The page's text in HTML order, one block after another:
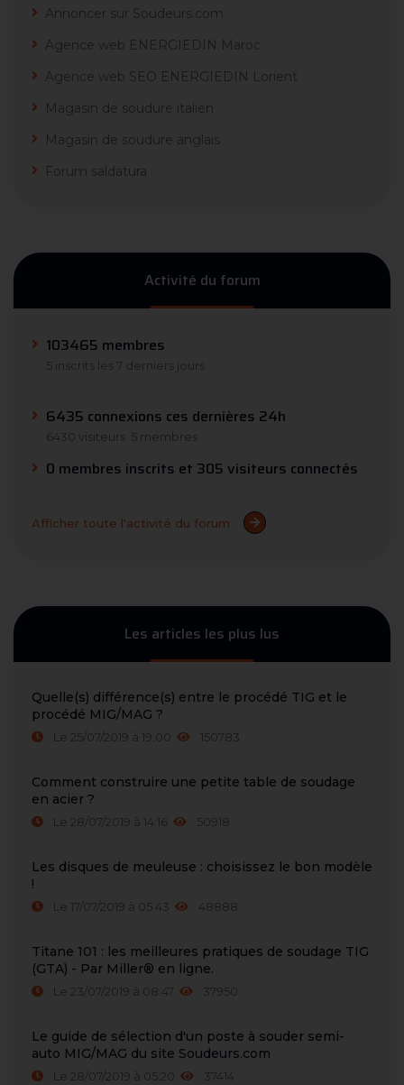
Annoncer sur Soudeurs.com
Agence web ENERGIEDIN Maroc
Agence web SEO ENERGIEDIN Lorient
Magasin de soudure italien
Magasin de soudure anglais
Forum saldatura
Activité du forum
103465 membres
5 inscrits les 7 derniers jours
6435 connexions ces dernières 24h
6430 visiteurs 5 membres
0 membres inscrits et 305 visiteurs connectés
Afficher toute l'activité du forum
Les articles les plus lus
Quelle(s) différence(s) entre le procédé TIG et le
procédé MIG/MAG ?
Le 25/07/2019 à 19:00 150783
Comment construire une petite table de soudage
en acier ?
Le 28/07/2019 à 14:16 50918
Les disques de meuleuse : choisissez le bon modèle
!
Le 17/07/2019 à 05:43 48888
Titane 101 : les meilleures pratiques de soudage TIG
(GTA) - Par Miller® en ligne.
Le 23/07/2019 à 08:47 37950
Le guide de sélection d'un poste à souder semi-
auto MIG/MAG du site Soudeurs.com
Le 28/07/2019 à 05:20 37414